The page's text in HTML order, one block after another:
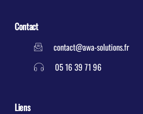
Contact
contact@awa-solutions.fr
05 16 39 71 96
Liens